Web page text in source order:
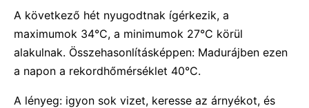
A következő hét nyugodtnak ígérkezik, a
maximumok 34°C, a minimumok 27°C körül
alakulnak. Összehasonlításképpen: Madurájben ezen
a napon a rekordhőmérséklet 40°C.
A lényeg: igyon sok vizet, keresse az árnyékot, és